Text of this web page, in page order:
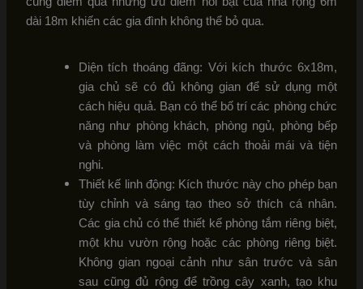
dài 18m khiến các gia đình không thể bỏ qua.
Diện tích thoáng đãng: Với kích thước 6x18m,
gia chủ sẽ có đủ không gian để sử dụng một
cách hiệu quả. Bạn có thể bố trí các phòng chức
năng như phòng khách, phòng ngủ, phòng bếp
và phòng làm việc một cách thoải mái và tiện
nghi.
Thiết kế linh động: Kích thước này cho phép bạn
tùy chỉnh và sáng tạo theo sở thích cá nhân.
Các gia chủ có thể thiết kế phòng tắm riêng biệt,
một khu vườn rộng hoặc các phòng riêng biệt.
Không gian ngoại cảnh như sân trước và sân
sau cũng đủ rộng để trồng cây xanh, tạo khu